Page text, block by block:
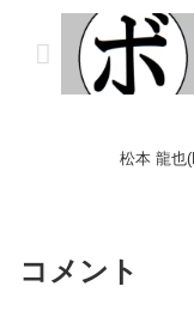
2023/06/17 ○1RTKO
松本 龍也
コメント